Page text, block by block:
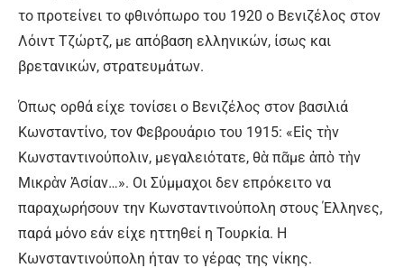
το προτείνει το φθινόπωρο του 1920 ο Βενιζέλος στον
Λόιντ Τζώρτζ, με απόβαση ελληνικών, ίσως και
βρετανικών, στρατευμάτων.
Όπως ορθά είχε τονίσει ο Βενιζέλος στον βασιλιά
Κωνσταντίνο, τον Φεβρουάριο του 1915: «Εἰς τὴν
Κωνσταντινούπολιν, μεγαλειότατε, θὰ πᾶμε ἀπὸ τὴν
Μικρὰν Ἀσίαν…». Οι Σύμμαχοι δεν επρόκειτο να
παραχωρήσουν την Κωνσταντινούπολη στους Έλληνες,
παρά μόνο εάν είχε ηττηθεί η Τουρκία. Η
Κωνσταντινούπολη ήταν το γέρας της νίκης.